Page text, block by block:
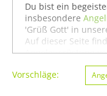
Köder
Ruten
Bkljkf
Du bist ein
insbesondere
'Grüß Gott' in
Auf dieser Seite
Angelausrüstung
Du kannst auch
Badminton von
breiter und siehst
Vorschläge: